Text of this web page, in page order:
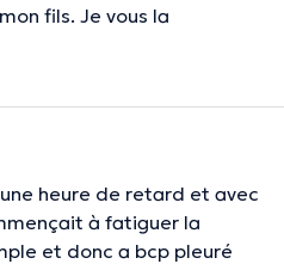
fils. Je vous la
heure de retard et avec
à fatiguer la
et donc a bcp pleuré